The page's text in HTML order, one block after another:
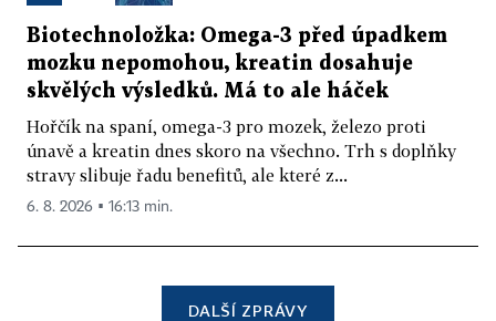
Biotechnoložka: Omega-3 před úpadkem
mozku nepomohou, kreatin dosahuje
skvělých výsledků. Má to ale háček
Hořčík na spaní, omega-3 pro mozek, železo proti
únavě a kreatin dnes skoro na všechno. Trh s doplňky
stravy slibuje řadu benefitů, ale které z...
6. 8. 2026 ▪ 16:13 min.
DALŠÍ ZPRÁVY